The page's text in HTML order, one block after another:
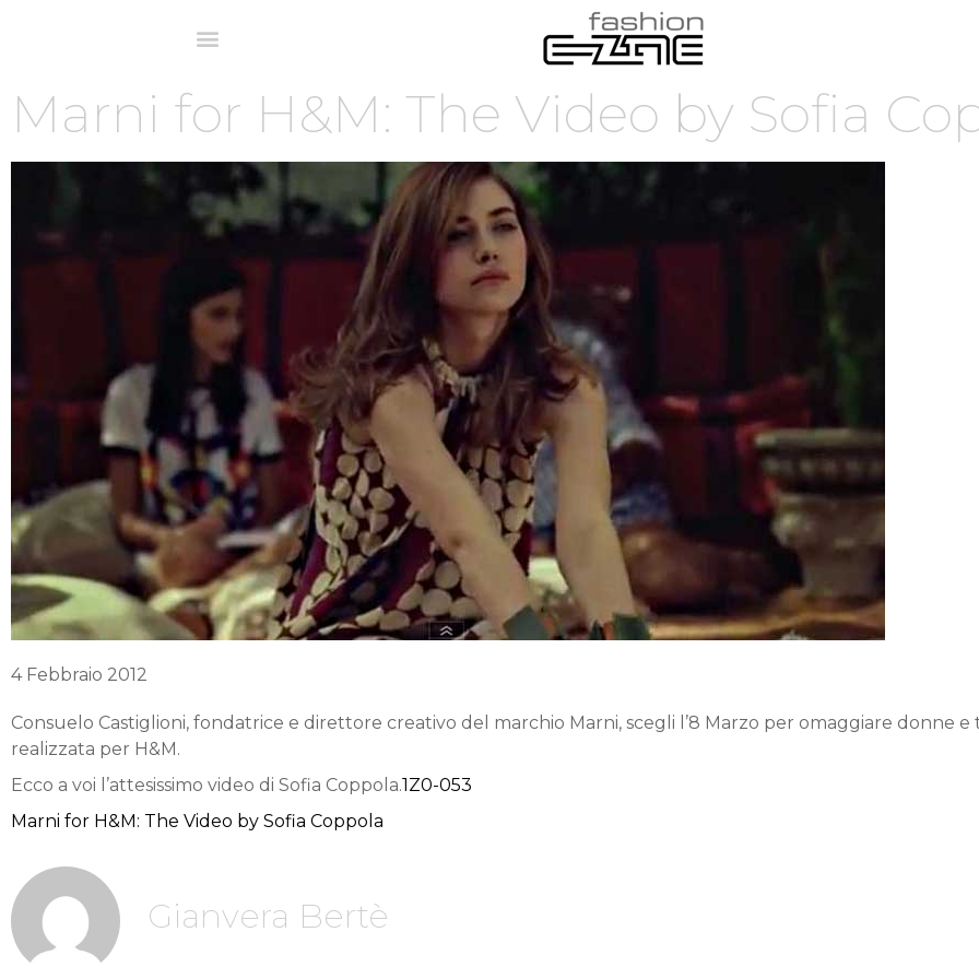
Marni for H&M: The Video by Sofia
4 Febbraio 2012
Consuelo Castiglioni, fondatrice e direttore creativo del marchio Marni, scegli l’8 Marzo per omaggiare donne
realizzata per H&M.
Ecco a voi l’attesissimo video di Sofia Coppola.1Z0-053
Marni for H&M: The Video by Sofia Coppola
Gianvera Bertè